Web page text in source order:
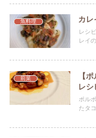
魚料理 カレ
レシ
レイ
前菜
【
レ
ポル
たタ